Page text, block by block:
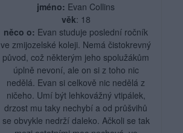
jméno: Evan Collins
věk: 18
něco o: Evan studuje poslední ročník
ve zmijozelské koleji. Nemá čistokrevný
původ, což některým jeho spolužákům
úplně nevoní, ale on si z toho nic
nedělá. Evan si celkově nic nedělá z
ničeho. Umí být lehkovážný vtipálek,
drzost mu taky nechybí a od průšvihů
se obvykle nedrží daleko. Ačkoli se tak